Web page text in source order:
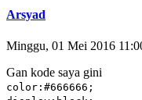
Arsyad
Minggu, 01 Mei 2016
Gan kode saya gini
color:#666666;